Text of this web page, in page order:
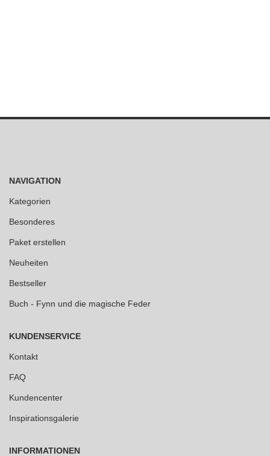
NAVIGATION
Kategorien
Besonderes
Paket erstellen
Neuheiten
Bestseller
Buch - Fynn und die magische Feder
KUNDENSERVICE
Kontakt
FAQ
Kundencenter
Inspirationsgalerie
INFORMATIONEN